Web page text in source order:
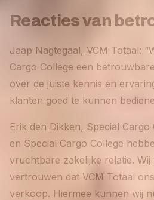
Reacties van
Jaap Nagtegaal, VCM Totaal:
Cargo College een
over de juiste kennis en
klanten goed te kunnen
Erik den Dikken, Special Cargo
en Special Cargo College
vruchtbare zakelijke relatie. Wij
vertrouwen dat VCM Totaal
verkoop. Hiermee kunnen wij